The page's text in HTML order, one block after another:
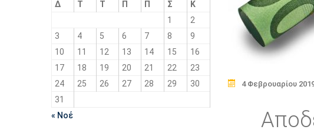
4 Φεβρουαρίου
Δ
Τ Τ Π Π Σ
Κ
1
2
3
4 5 6 7 8
9
10
11 12 13 14 15
16
17
18 19 20 21 22
23
24
25 26 27 28 29
30
31
« Νοέ